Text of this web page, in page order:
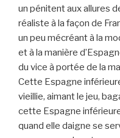
un pénitent aux allures
réaliste à la façon de
un peu mécréant à la
et à la manière
du vice à portée de la
Cette Espagne
vieillie, aimant le jeu,
cette Espagne
quand elle daigne se